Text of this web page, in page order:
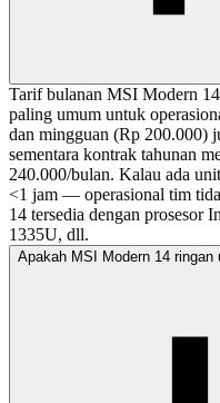
Tarif bulanan MSI Modern
paling umum untuk
dan mingguan (Rp 200.000)
sementara kontrak tahunan
240.000/bulan. Kalau ada
<1 jam — operasional tim
14 tersedia dengan prosesor
1335U, dll.
Apakah MSI Modern 14